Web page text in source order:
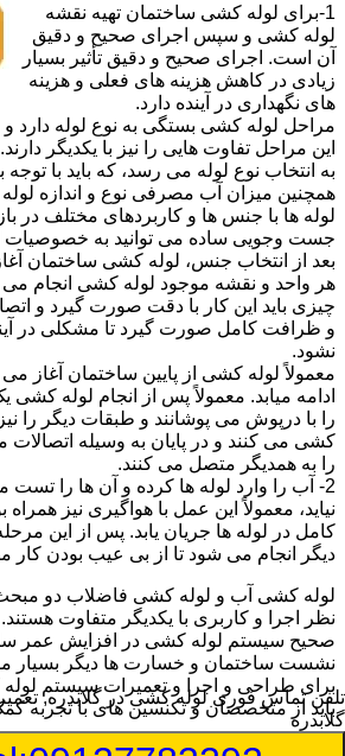
1-برای لوله کشی ساختمان تهیه نقشه
لوله کشی و سپس اجرای صحیح و دقیق
آن است. اجرای صحیح و دقیق تأثیر بسیار
زیادی در کاهش هزینه های فعلی و هزینه
های نگهداری در آینده دارد.
مراحل لوله کشی بستگی به نوع لوله دارد و
این مراحل تفاوت هایی را نیز با یکدیگر
به انتخاب نوع لوله می رسد، که باید با
همچنین میزان آب مصرفی نوع و اندازه
لوله ها با جنس ها و کاربردهای مختلف در
جست وجویی ساده می توانید به خصوصیات
بعد از انتخاب جنس، لوله کشی ساختمان
هر واحد و نقشه موجود لوله کشی انجام می
چیزی باید این کار با دقت صورت گیرد و
و ظرافت کامل صورت گیرد تا مشکلی در
نشود.
معمولاً لوله کشی از پایین ساختمان آغاز می
ادامه میابد. معمولاً پس از انجام لوله کشی
را با درپوش می پوشانند و طبقات دیگر را
کشی می کنند و در پایان به وسیله اتصالات
را به همدیگر متصل می کنند.
2- آب را وارد لوله ها کرده و آن ها را
نیاید، معمولاً این عمل با هواگیری نیز
کامل در لوله ها جریان یابد. پس از این
دیگر انجام می شود تا از بی عیب بودن کار
لوله کشی آب و لوله کشی فاضلاب دو مبحث
نظر اجرا و کاربری با یکدیگر متفاوت
صحیح سیستم لوله کشی در افزایش عمر
نشست ساختمان و خسارت ها دیگر بسیار
برای طراحی و اجرا و تعمیرات سیستم
باید از متخصصان و تکنسین های با تجربه
تلفن تماس فوریلوله کشی در گلابدره,
گلابدره